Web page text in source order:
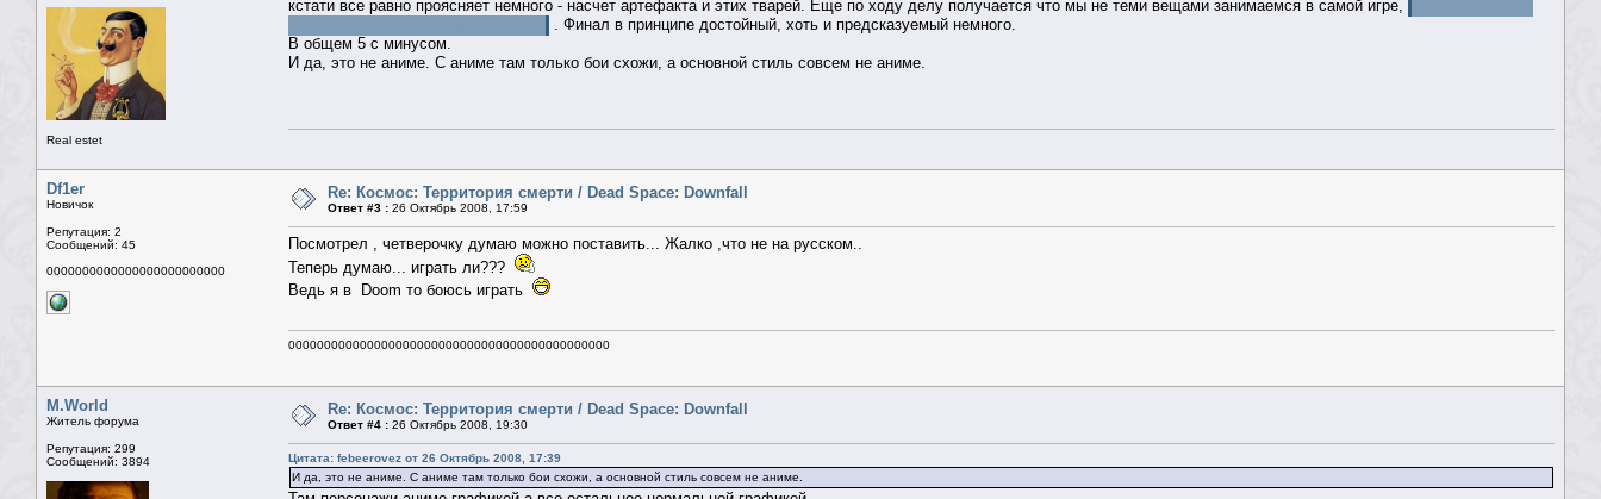
Real estet
кстати все равно проясняет немного - насчет артефакта и этих тварей. Еще по ходу делу получается что мы не теми вещами занимаемся в самой игре,
. Финал в принципе достойный, хоть и предсказуемый немного.
В общем 5 с минусом.
И да, это не аниме. С аниме там только бои схожи, а основной стиль совсем не аниме.
Df1er
Новичок
Репутация: 2
Сообщений: 45
0000000000000000000000000
Re: Космос: Территория смерти / Dead Space: Downfall
Ответ #3 : 26 Октябрь 2008, 17:59
Посмотрел , четверочку думаю можно поставить... Жалко ,что не на русском..
Теперь думаю... играть ли???
Ведь я в Doom то боюсь играть
000000000000000000000000000000000000000000000
M.World
Житель форума
Репутация: 299
Сообщений: 3894
Re: Космос: Территория смерти / Dead Space: Downfall
Ответ #4 : 26 Октябрь 2008, 19:30
Цитата: febeerovez от 26 Октябрь 2008, 17:39
И да, это не аниме. С аниме там только бои схожи, а основной стиль совсем не аниме.